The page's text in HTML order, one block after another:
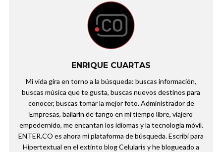
ENRIQUE CUARTAS
Mi vida gira en torno a la búsqueda: buscas información,
buscas música que te gusta, buscas nuevos destinos para
conocer, buscas tomar la mejor foto. Administrador de
Empresas, bailarín de tango en mi tiempo libre, viajero
empedernido, me encantan los idiomas y la tecnología móvil.
ENTER.CO es ahora mi plataforma de búsqueda. Escribí para
Hipertextual en el extinto blog Celularis y he blogueado a